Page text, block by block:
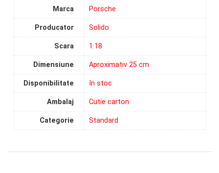
Marca Porsche
Producator Solido
Scara 1:18
Dimensiune Aproximativ 25 cm
Disponibilitate In stoc
Ambalaj Cutie carton
Categorie Standard